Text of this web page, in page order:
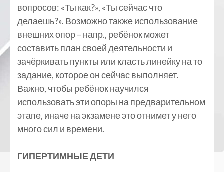
вопросов: «Ты как?», «Ты сейчас что
делаешь?». Возможно также использование
внешних опор – напр., ребёнок может
составить план своей деятельности и
зачёркивать пункты или класть линейку на то
задание, которое он сейчас выполняет.
Важно, чтобы ребёнок научился
использовать эти опоры на предварительном
этапе, иначе на экзамене это отнимет у него
много сил и времени.
ГИПЕРТИМНЫЕ ДЕТИ